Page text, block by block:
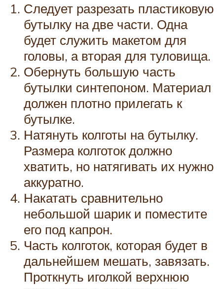
Следует разрезать пластиковую
бутылку на две части. Одна
будет служить макетом для
головы, а вторая для туловища.
Обернуть большую часть
бутылки синтепоном. Материал
должен плотно прилегать к
бутылке.
Натянуть колготы на бутылку.
Размера колготок должно
хватить, но натягивать их нужно
аккуратно.
Накатать сравнительно
небольшой шарик и поместите
его под капрон.
Часть колготок, которая будет в
дальнейшем мешать, завязать.
Проткнуть иголкой верхнюю